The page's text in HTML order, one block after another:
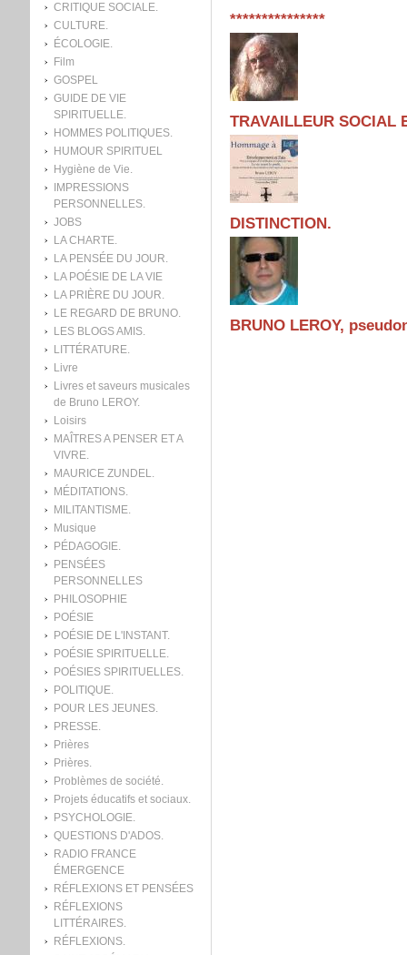
CRITIQUE SOCIALE.
CULTURE.
ÉCOLOGIE.
Film
GOSPEL
GUIDE DE VIE
SPIRITUELLE.
HOMMES POLITIQUES.
HUMOUR SPIRITUEL
Hygiène de Vie.
IMPRESSIONS
PERSONNELLES.
JOBS
LA CHARTE.
LA PENSÉE DU JOUR.
LA POÉSIE DE LA VIE
LA PRIÈRE DU JOUR.
LE REGARD DE BRUNO.
LES BLOGS AMIS.
LITTÉRATURE.
Livre
Livres et saveurs musicales
de Bruno LEROY.
Loisirs
MAÎTRES A PENSER ET A
VIVRE.
MAURICE ZUNDEL.
MÉDITATIONS.
MILITANTISME.
Musique
PÉDAGOGIE.
PENSÉES
PERSONNELLES
PHILOSOPHIE
POÉSIE
POÉSIE DE L'INSTANT.
POÉSIE SPIRITUELLE.
POÉSIES SPIRITUELLES.
POLITIQUE.
POUR LES JEUNES.
PRESSE.
Prières
Prières.
Problèmes de société.
Projets éducatifs et sociaux.
PSYCHOLOGIE.
QUESTIONS D'ADOS.
RADIO FRANCE
ÉMERGENCE
RÉFLEXIONS ET PENSÉES
RÉFLEXIONS
LITTÉRAIRES.
RÉFLEXIONS.
***************
TRAVAILLEUR SOCIAL
DISTINCTION.
BRUNO LEROY,